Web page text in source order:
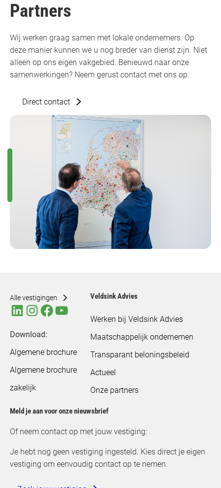
Partners
Wij werken graag samen met lokale ondernemers. Op
deze manier kunnen we u nog breder van dienst zijn. Niet
alleen op ons eigen vakgebied. Benieuwd naar onze
samenwerkingen? Neem gerust contact met ons op.
Direct contact
Alle vestigingen
Download:
Algemene brochure
Algemene brochure
zakelijk
Veldsink Advies
Werken bij Veldsink Advies
Maatschappelijk ondernemen
Transparant beloningsbeleid
Actueel
Onze partners
Meld je aan voor onze nieuwsbrief
Of neem contact op met jouw vestiging:
Je hebt nog geen vestiging ingesteld. Kies direct je eigen
vestiging om eenvoudig contact op te nemen.